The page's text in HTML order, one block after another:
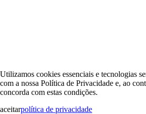
Utilizamos cookies essenciais e tecnologias
com a nossa Política de Privacidade e, ao
concorda com estas condições.
aceitarpolítica de privacidade